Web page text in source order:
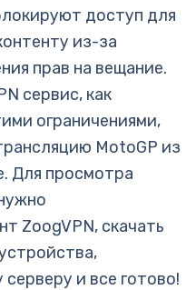
доступ для
из-за
прав на вещание.
сервис, как
ограничениями,
MotoGP из
Для просмотра
ZoogVPN, скачать
и все готово!